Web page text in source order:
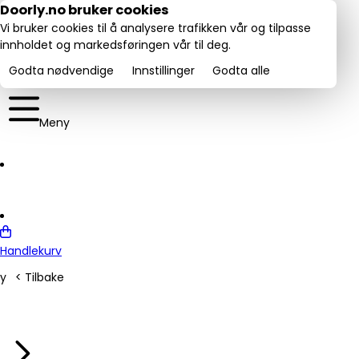
Utmerket:
4.6/5
Meny
Handlekurv
< Tilbake
Doorly.no bruker cookies
Vi bruker cookies til å analysere trafikken vår og tilpasse
innholdet og markedsføringen vår til deg.
Godta nødvendige
Innstillinger Godta alle